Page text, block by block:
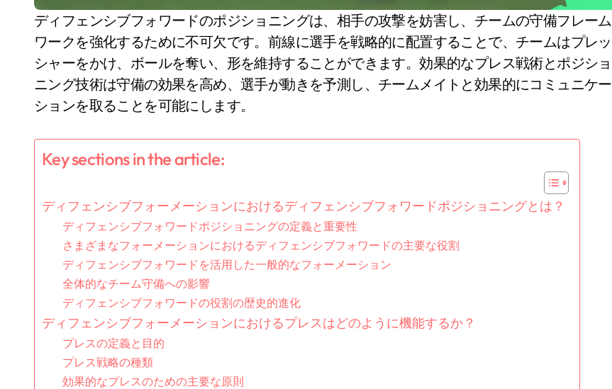
ディフェンシブフォワードのポジショニングは、相手の攻撃を妨害し、チームの守備フレーム
ワークを強化するために不可欠です。前線に選手を戦略的に配置することで、チームはプレッ
シャーをかけ、ボールを奪い、形を維持することができます。効果的なプレス戦術とポジショ
ニング技術は守備の効果を高め、選手が動きを予測し、チームメイトと効果的にコミュニケー
ションを取ることを可能にします。
Key sections in the article:
ディフェンシブフォーメーションにおけるディフェンシブフォワードポジショニングとは？
ディフェンシブフォワードポジショニングの定義と重要性
さまざまなフォーメーションにおけるディフェンシブフォワードの主要な役割
ディフェンシブフォワードを活用した一般的なフォーメーション
全体的なチーム守備への影響
ディフェンシブフォワードの役割の歴史的進化
ディフェンシブフォーメーションにおけるプレスはどのように機能するか？
プレスの定義と目的
プレス戦略の種類
効果的なプレスのための主要な原則